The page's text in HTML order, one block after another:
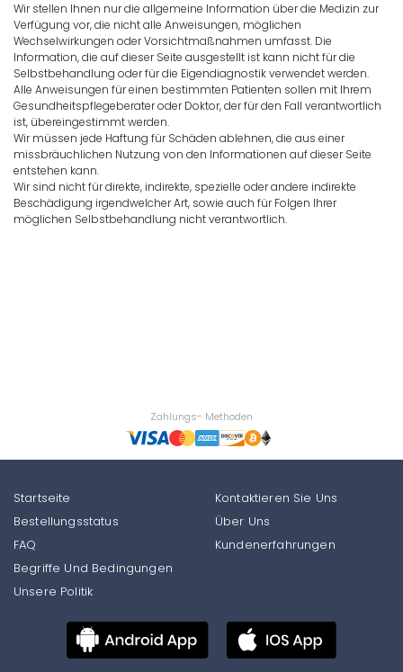
Wir stellen Ihnen nur die allgemeine Information über die Medizin zur
Verfügung vor, die nicht alle Anweisungen, möglichen
Wechselwirkungen oder Vorsichtmaßnahmen umfasst. Die
Information, die auf dieser Seite ausgestellt ist kann nicht für die
Selbstbehandlung oder für die Eigendiagnostik verwendet werden.
Alle Anweisungen für einen bestimmten Patienten sollen mit Ihrem
Gesundheitspflegeberater oder Doktor, der für den Fall verantwortlich
ist, übereingestimmt werden.
Wir müssen jede Haftung für Schäden ablehnen, die aus einer
missbräuchlichen Nutzung von den Informationen auf dieser Seite
entstehen kann.
Wir sind nicht für direkte, indirekte, spezielle oder andere indirekte
Beschädigung irgendwelcher Art, sowie auch für Folgen Ihrer
möglichen Selbstbehandlung nicht verantwortlich.
Zahlungs- Methoden
Startseite
Bestellungsstatus
FAQ
Kontaktieren Sie Uns
Über Uns
Kundenerfahrungen
Begriffe Und Bedingungen
Unsere Politik